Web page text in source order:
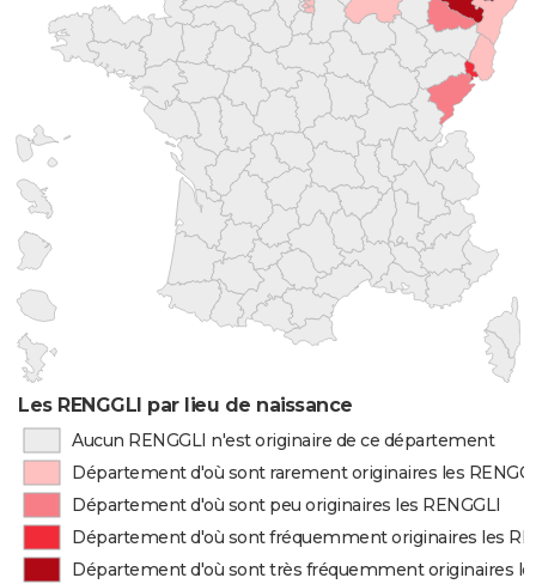
Les RENGGLI par lieu de naissance
Aucun RENGGLI n'est originaire de ce département
Département d'où sont rarement originaires les
Département d'où sont peu originaires les RENGGLI
Département d'où sont fréquemment originaires les
Département d'où sont très fréquemment originaires